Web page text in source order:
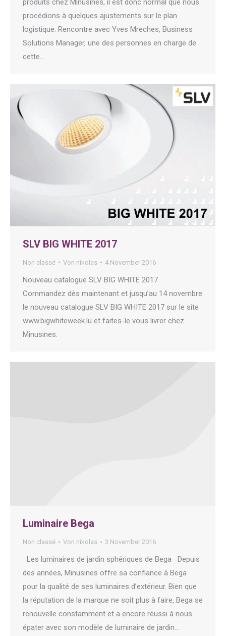
produits chez Minusines, il est donc normal que nous
procédions à quelques ajustements sur le plan
logistique. Rencontre avec Yves Mreches, Business
Solutions Manager, une des personnes en charge de
cette…
SLV BIG WHITE 2017
Non classé Von nikolas 4 November 2016
Nouveau catalogue SLV BIG WHITE 2017
Commandez dès maintenant et jusqu’au 14 novembre
le nouveau catalogue SLV BIG WHITE 2017 sur le site
www.bigwhiteweek.lu et faites-le vous livrer chez
Minusines.
Luminaire Bega
Non classé Von nikolas 3 November 2016
Les luminaires de jardin sphériques de Bega Depuis
des années, Minusines offre sa confiance à Bega
pour la qualité de ses luminaires d’extérieur. Bien que
la réputation de la marque ne soit plus à faire, Bega se
renouvelle constamment et a encore réussi à nous
épater avec son modèle de luminaire de jardin…